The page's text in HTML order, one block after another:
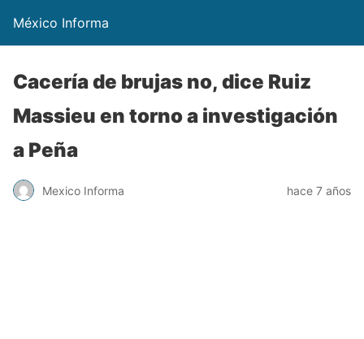
México Informa
Cacería de brujas no, dice Ruiz
Massieu en torno a investigación
a Peña
Mexico Informa hace 7 años